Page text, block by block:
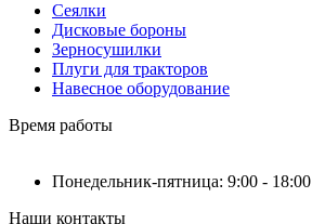
Сеялки
Дисковые бороны
Зерносушилки
Плуги для тракторов
Навесное оборудование
Время работы
Понедельник-пятница: 9:00 - 18:00
Наши контакты